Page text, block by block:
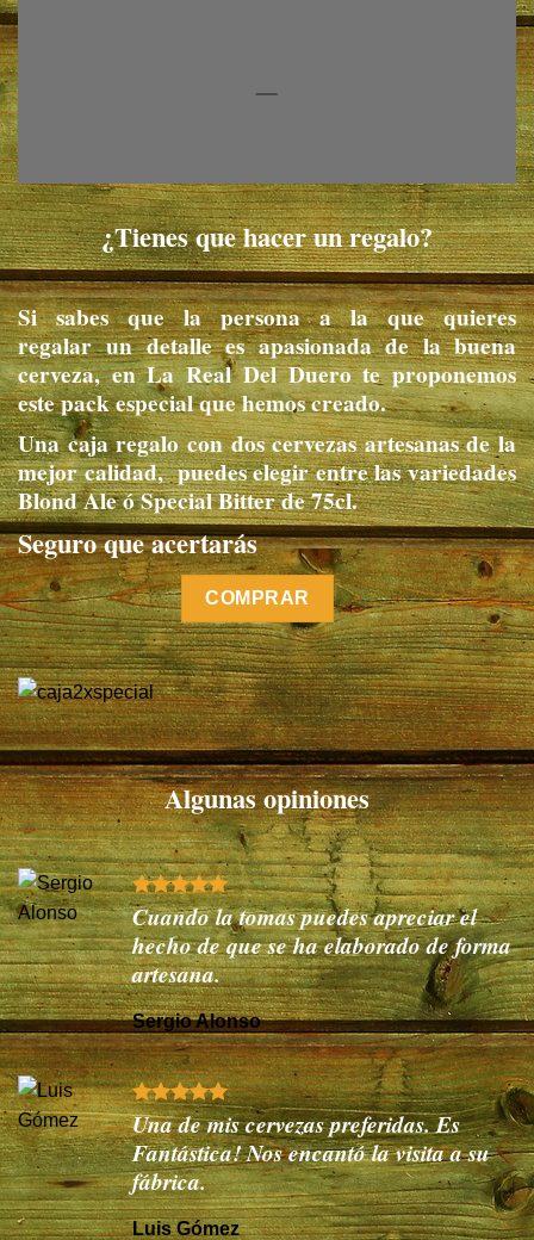
¿Tienes que hacer un regalo?
Si sabes que la persona a la que quieres
regalar un detalle es apasionada de la buena
cerveza, en La Real Del Duero te proponemos
este pack especial que hemos creado.
Una caja regalo con dos cervezas artesanas de la
mejor calidad, puedes elegir entre las variedades
Blond Ale ó Special Bitter de 75cl.
Seguro que acertarás
COMPRAR
Algunas opiniones
Cuando la tomas puedes apreciar el
hecho de que se ha elaborado de forma
artesana.
Sergio Alonso
Una de mis cervezas preferidas. Es
Fantástica! Nos encantó la visita a su
fábrica.
Luis Gómez